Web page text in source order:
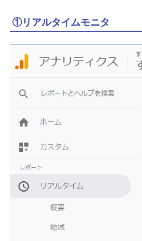
①リアルタイムモニタ